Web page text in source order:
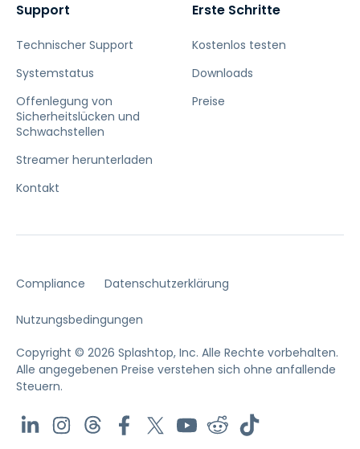
Support
Technischer Support
Systemstatus
Offenlegung von
Sicherheitslücken und
Schwachstellen
Streamer herunterladen
Kontakt
Erste Schritte
Kostenlos testen
Downloads
Preise
Compliance Datenschutzerklärung
Nutzungsbedingungen
Copyright © 2026 Splashtop, Inc. Alle Rechte vorbehalten.
Alle angegebenen Preise verstehen sich ohne anfallende
Steuern.